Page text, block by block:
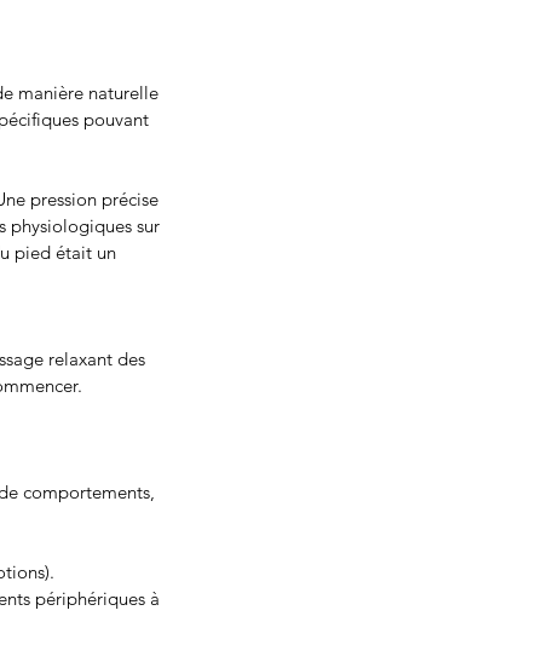
manière naturelle
pouvant
pression précise
physiologiques sur
pied était un
relaxant des
comportements,
périphériques à